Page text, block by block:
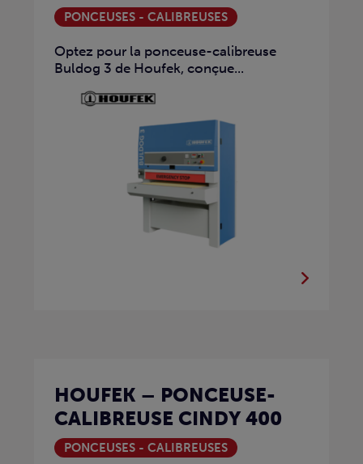
PONCEUSES - CALIBREUSES
Optez pour la ponceuse-calibreuse
Buldog 3 de Houfek, conçue...
HOUFEK – PONCEUSE-
CALIBREUSE CINDY 400
PONCEUSES - CALIBREUSES